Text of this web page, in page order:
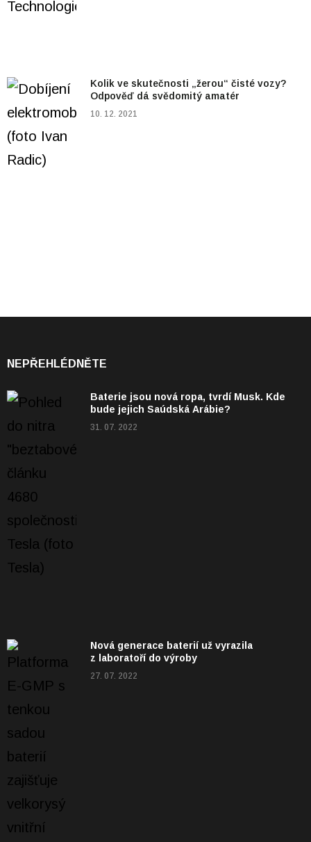
Kolik ve skutečnosti „žerou“ čisté vozy?
Odpověď dá svědomitý amatér
10. 12. 2021
NEPŘEHLÉDNĚTE
Baterie jsou nová ropa, tvrdí Musk. Kde
bude jejich Saúdská Arábie?
31. 07. 2022
Nová generace baterií už vyrazila
z laboratoří do výroby
27. 07. 2022